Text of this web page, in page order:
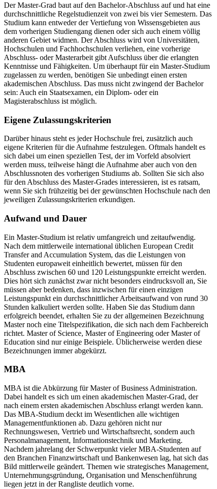
Der Master-Grad baut auf den Bachelor-Abschluss auf und hat eine
durchschnittliche Regelstudienzeit von zwei bis vier Semestern. Das
Studium kann entweder der Vertiefung von Wissensgebieten aus
dem vorherigen Studiengang dienen oder sich auch einem völlig
anderen Gebiet widmen. Der Abschluss wird von Universitäten,
Hochschulen und Fachhochschulen verliehen, eine vorherige
Abschluss- oder Masterarbeit gibt Aufschluss über die erlangten
Kenntnisse und Fähigkeiten. Um überhaupt für ein Master-Studium
zugelassen zu werden, benötigen Sie unbedingt einen ersten
akademischen Abschluss. Das muss nicht zwingend der Bachelor
sein: Auch ein Staatsexamen, ein Diplom- oder ein
Magisterabschluss ist möglich.
Eigene Zulassungskriterien
Darüber hinaus steht es jeder Hochschule frei, zusätzlich auch
eigene Kriterien für die Aufnahme festzulegen. Oftmals handelt es
sich dabei um einen speziellen Test, der im Vorfeld absolviert
werden muss, teilweise hängt die Aufnahme aber auch von den
Abschlussnoten des vorherigen Studiums ab. Sollten Sie sich also
für den Abschluss des Master-Grades interessieren, ist es ratsam,
wenn Sie sich frühzeitig bei der gewünschten Hochschule nach den
jeweiligen Zulassungskriterien erkundigen.
Aufwand und Dauer
Ein Master-Studium ist relativ umfangreich und zeitaufwendig.
Nach dem mittlerweile international üblichen European Credit
Transfer and Accumulation System, das die Leistungen von
Studenten europaweit einheitlich bewertet, müssen für den
Abschluss zwischen 60 und 120 Leistungspunkte erreicht werden.
Dies hört sich zunächst zwar nicht besonders eindrucksvoll an, Sie
müssen aber bedenken, dass inzwischen für einen einzigen
Leistungspunkt ein durchschnittlicher Arbeitsaufwand von rund 30
Stunden kalkuliert werden sollte. Haben Sie das Studium dann
erfolgreich beendet, erhalten Sie zu der allgemeinen Bezeichnung
Master noch eine Titelspezifikation, die sich nach dem Fachbereich
richtet. Master of Science, Master of Engineering oder Master of
Education sind nur einige Beispiele. Üblicherweise werden diese
Bezeichnungen immer abgekürzt.
MBA
MBA ist die Abkürzung für Master of Business Administration.
Dabei handelt es sich um einen akademischen Master-Grad, der
nach einem ersten akademischen Abschluss erlangt werden kann.
Das MBA-Studium deckt im Wesentlichen alle wichtigen
Managementfunktionen ab. Dazu gehören nicht nur
Rechnungswesen, Vertrieb und Wirtschaftsrecht, sondern auch
Personalmanagement, Informationstechnik und Marketing.
Nachdem jahrelang der Schwerpunkt vieler MBA-Studenten auf
den Branchen Finanzwirtschaft und Bankenwesen lag, hat sich das
Bild mittlerweile geändert. Themen wie strategisches Management,
Unternehmungsgründung, Organisation und Menschenführung
liegen jetzt in der Rangliste deutlich vorne.